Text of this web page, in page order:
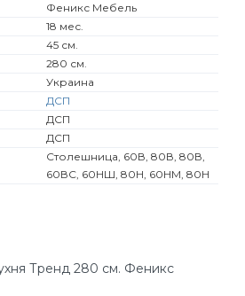
Феникс Мебель
18 мес.
45 см.
280 см.
Украина
ДСП
ДСП
ДСП
Столешница, 60В, 80В, 80В,
60ВС, 60НШ, 80Н, 60НМ, 80Н
Тренд 280 см. Феникс